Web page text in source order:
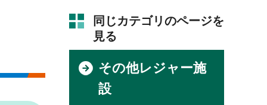
同じカテゴリのページを
見る
その他レジャー施
設